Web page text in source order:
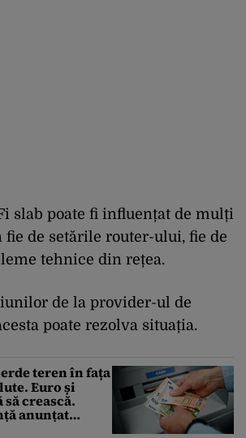
slab poate fi influențat de mulți
de setările router-ului, fie de
tehnice din rețea.
de la provider-ul de
poate rezolva situația.
teren în fața
Euro și
crească.
anunțat